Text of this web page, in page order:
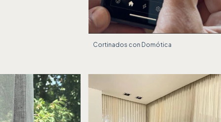
Cortinados con Domótica